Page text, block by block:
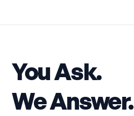
You Ask.
We Answer.